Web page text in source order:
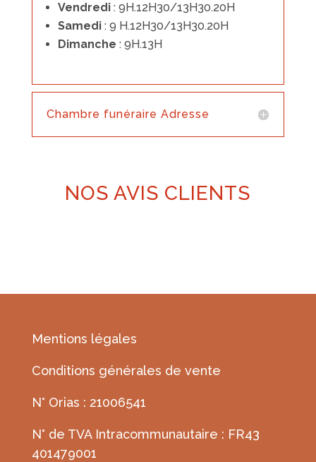
Vendredi: 9H.12H30/13H30.20H
Samedi: 9 H.12H30/13H30.20H
Dimanche : 9H.13H
Chambre funéraire Adresse
NOS AVIS CLIENTS
Mentions légales
Conditions générales de vente
N° Orias : 21006541
N° de TVA Intracommunautaire : FR43
401479001